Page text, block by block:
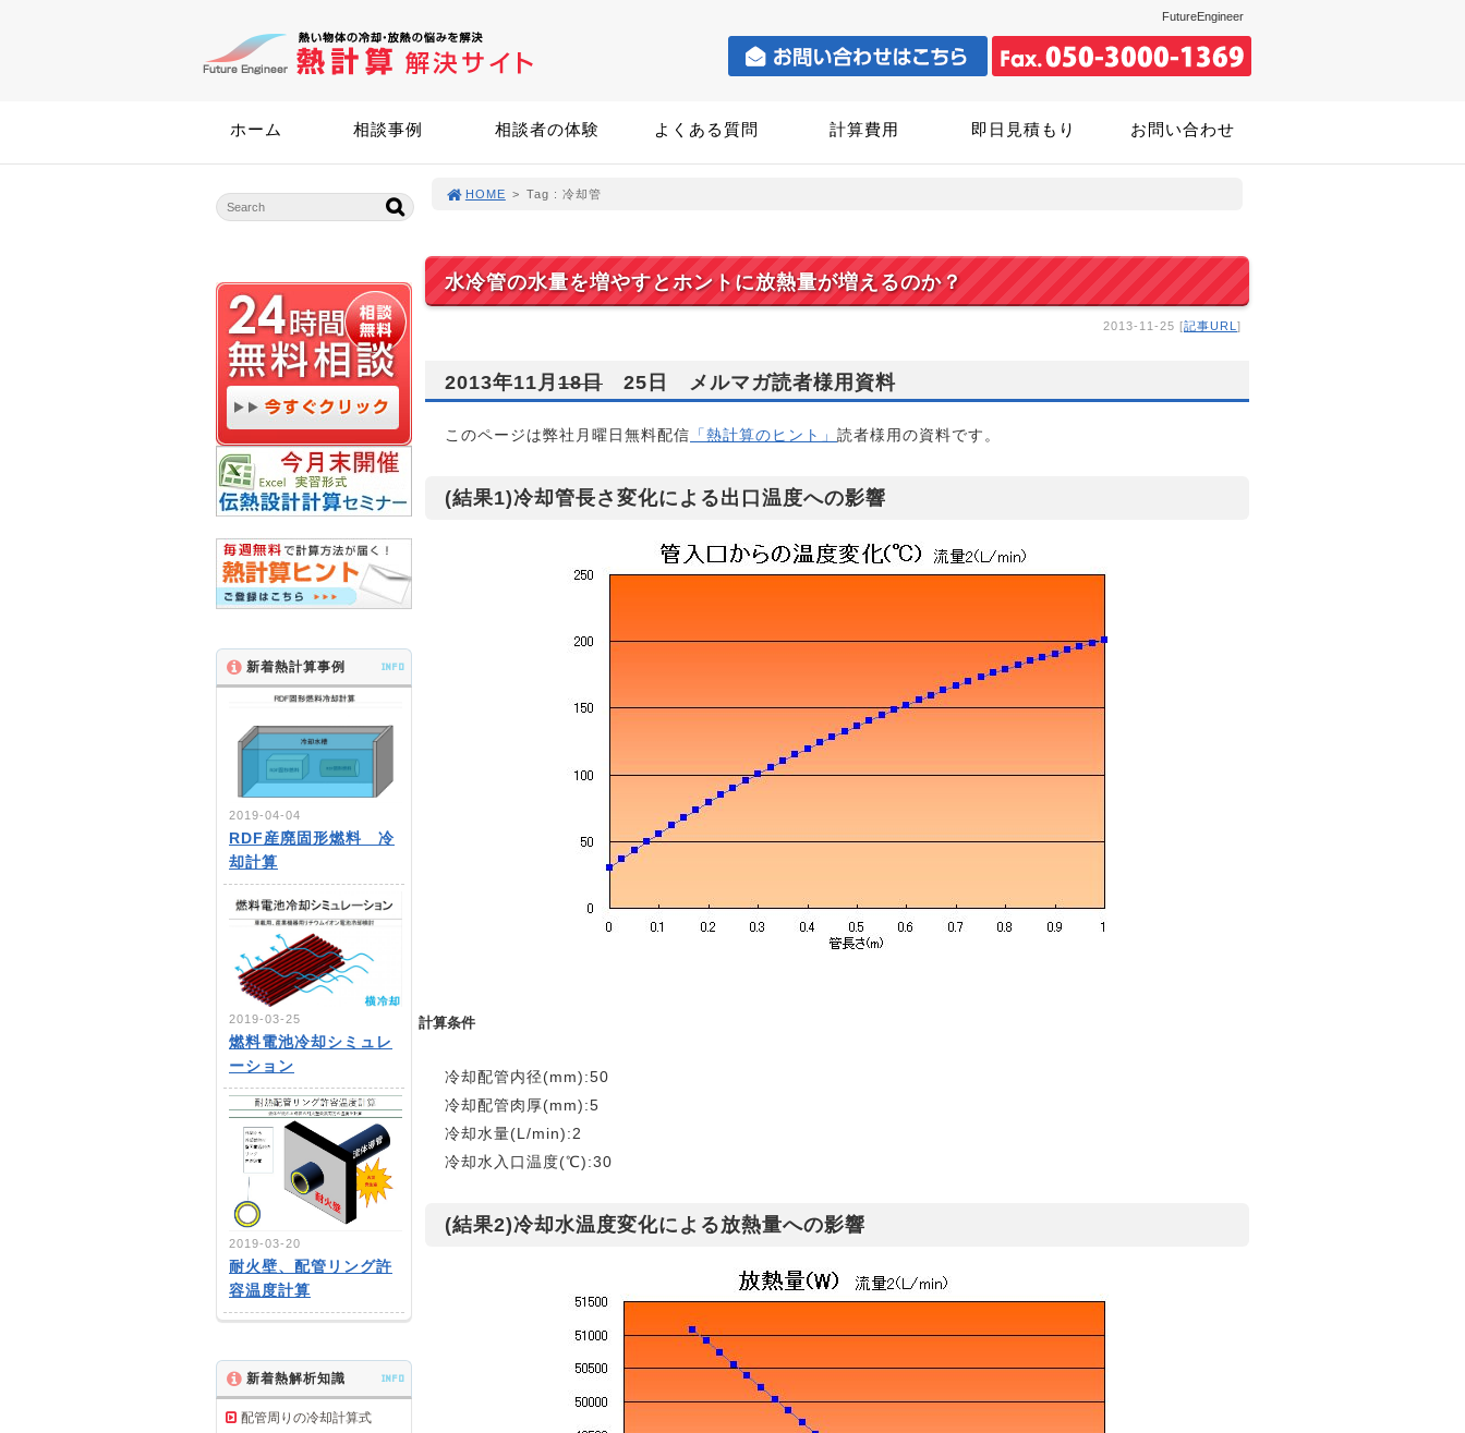
FutureEngineer
ホーム 相談事例 相談者の体験 よくある質問 計算費用 即日見積もり お問い合わせ
HOME > Tag : 冷却管
水冷管の水量を増やすとホントに放熱量が増えるのか？
2013-11-25 [記事URL ]
2013年11月 18日 25日 メルマガ読者様用資料
このページは弊社月曜日無料配信 「熱計算のヒント」 読者様用の資料です。
(結果1)冷却管長さ変化による出口温度への影響
計算条件
冷却配管内径(mm):50
冷却配管肉厚(mm):5
冷却水量(L/min):2
冷却水入口温度(℃):30
(結果2)冷却水温度変化による放熱量への影響
新着熱計算事例 INFO
2019-04-04
RDF産廃固形燃料 冷
却計算
2019-03-25
燃料電池冷却シミュレ
ーション
2019-03-20
耐火壁、配管リング許
容温度計算
新着熱解析知識 INFO
配管周りの冷却計算式